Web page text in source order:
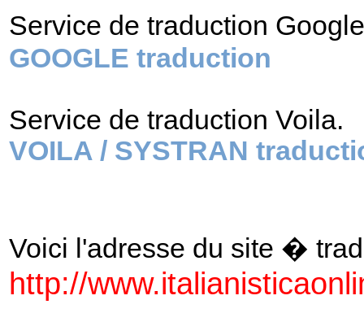
Service de traduction
GOOGLE traduction
Service de traduction Voila.
VOILA / SYSTRAN
Voici l'adresse du site �
http://